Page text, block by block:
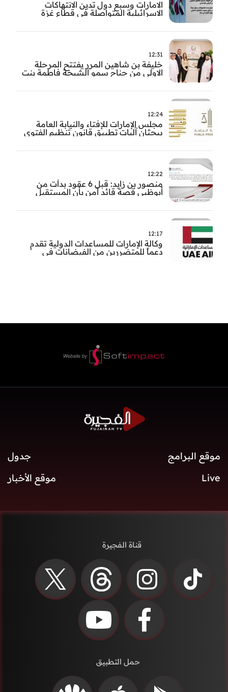
الامارات وسبع دول تدين الانتهاكات
الاسرائيلية المتواصلة في قطاع غزة
12:31
خليفة بن شاهين المرر يفتتح المرحلة
الاولى من جناح سمو الشيخة فاطمة بنت
مستشفى المقاصد
12:24
مجلس الإمارات للإفتاء والنيابة العامة
يبحثان آليات تطبيق قانون تنظيم الفتوى
12:22
منصور بن زايد: قبل 6 عقود بدأت من
أبوظبي قصة قائد آمن بأن المستقبل
12:17
وكالة الإمارات للمساعدات الدولية تقدم
دعماً للمتضررين من الفيضانات في
موقع البرامج
جدول
Live
موقع الأخبار
قناة الفجيرة
حمل التطبيق